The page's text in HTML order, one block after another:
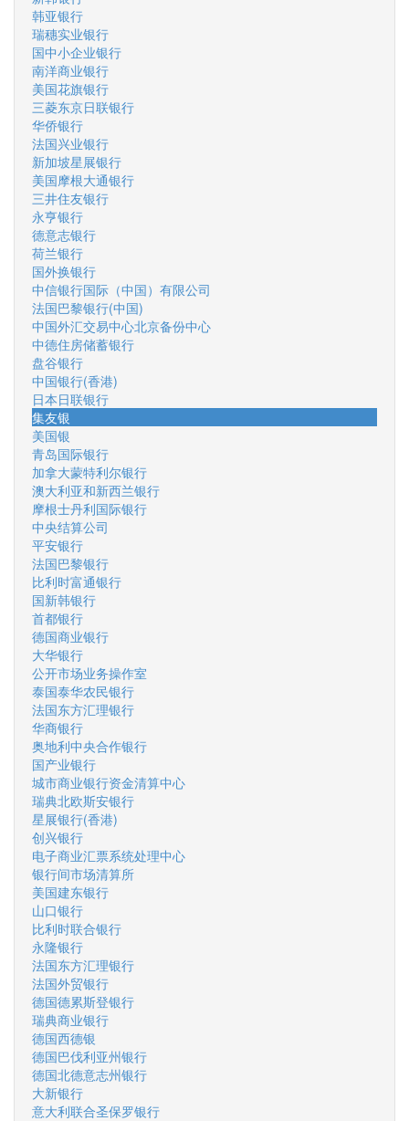
韩亚银行
瑞穗实业银行
国中小企业银行
南洋商业银行
美国花旗银行
三菱东京日联银行
华侨银行
法国兴业银行
新加坡星展银行
美国摩根大通银行
三井住友银行
永亨银行
德意志银行
荷兰银行
国外换银行
中信银行国际（中国）有限公司
法国巴黎银行(中国)
中国外汇交易中心北京备份中心
中德住房储蓄银行
盘谷银行
中国银行(香港)
日本日联银行
集友银
美国银
青岛国际银行
加拿大蒙特利尔银行
澳大利亚和新西兰银行
摩根士丹利国际银行
中央结算公司
平安银行
法国巴黎银行
比利时富通银行
国新韩银行
首都银行
德国商业银行
大华银行
公开市场业务操作室
泰国泰华农民银行
法国东方汇理银行
华商银行
奥地利中央合作银行
国产业银行
城市商业银行资金清算中心
瑞典北欧斯安银行
星展银行(香港)
创兴银行
电子商业汇票系统处理中心
银行间市场清算所
美国建东银行
山口银行
比利时联合银行
永隆银行
法国东方汇理银行
法国外贸银行
德国德累斯登银行
瑞典商业银行
德国西德银
德国巴伐利亚州银行
德国北德意志州银行
大新银行
意大利联合圣保罗银行